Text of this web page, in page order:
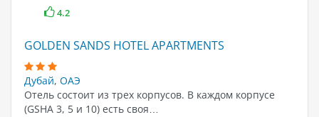
4.2
GOLDEN SANDS HOTEL APARTMENTS
Дубай, ОАЭ
Отель состоит из трех корпусов. В каждом корпусе
(GSHA 3, 5 и 10) есть своя…